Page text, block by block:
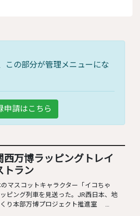
この部分が管理メニューにな
申請はこちら
西万博ラッピングトレイ
トラン
マスコットキャラクター「イコちゃ
ピング列車を見送った。JR西日本、地
り本部万博プロジェクト推進室 …